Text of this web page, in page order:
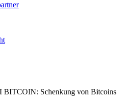
Schenkung von Bitcoins